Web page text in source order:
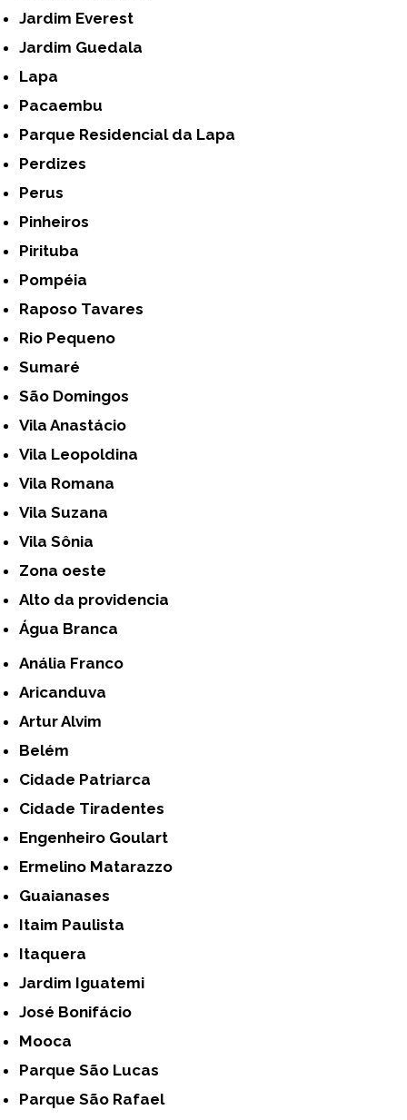
Jardim Everest
Jardim Guedala
Lapa
Pacaembu
Parque Residencial da Lapa
Perdizes
Perus
Pinheiros
Pirituba
Pompéia
Raposo Tavares
Rio Pequeno
Sumaré
São Domingos
Vila Anastácio
Vila Leopoldina
Vila Romana
Vila Suzana
Vila Sônia
Zona oeste
alto da providencia
Água Branca
Anália Franco
Aricanduva
Artur Alvim
Belém
Cidade Patriarca
Cidade Tiradentes
Engenheiro Goulart
Ermelino Matarazzo
Guaianases
Itaim Paulista
Itaquera
Jardim Iguatemi
José Bonifácio
Mooca
Parque São Lucas
Parque São Rafael